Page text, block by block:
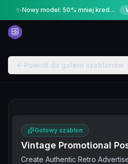
✨ Nowy model: 50% mniej kredytów przez ograniczony czas
Powrót do galerii szablonów
Gotowy szablon
Vintage Promotional
Create Authentic Retro